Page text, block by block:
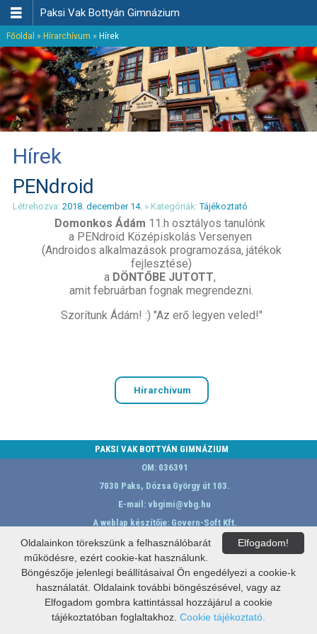
 Paksi Vak Bottyán Gimnázium
Főoldal » Hírarchívum » Hírek
Hírek
PENdroid
Létrehozva: 2018. december 14. » Kategóriák:Tájékoztató
Domonkos Ádám 11.h osztályos tanulónk
a PENdroid Középiskolás Versenyen
(Androidos alkalmazások programozása, játékok
fejlesztése)
a DÖNTŐBE JUTOTT,
amit februárban fognak megrendezni.
Szorítunk Ádám! :) "Az erő legyen veled!"
Hírarchívum
PAKSI VAK BOTTYÁN GIMNÁZIUM
OM: 036391
7030 Paks, Dózsa György út 103.
E-mail:vbgimi@vbg.hu
A weblap készítője: Govern-Soft Kft.
Elfogadom!
Oldalainkon törekszünk a felhasználóbarát
működésre, ezért cookie-kat használunk.
Böngészője jelenlegi beállításaival Ön engedélyezi a cookie-k
használatát. Oldalaink további böngészésével, vagy az
Elfogadom gombra kattintással hozzájárul a cookie
tájékoztatóban foglaltakhoz. Cookie tájékoztató.